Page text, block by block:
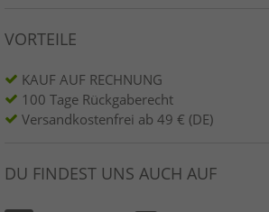
VORTEILE
KAUF AUF RECHNUNG
100 Tage Rückgaberecht
Versandkostenfrei ab 49 € (DE)
DU FINDEST UNS AUCH AUF